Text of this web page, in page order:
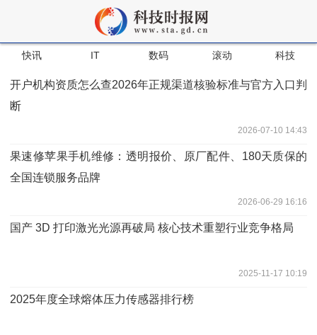
快讯 IT 数码 滚动 科技
开户机构资质怎么查2026年正规渠道核验标准与官方入口判
断
2026-07-10 14:43
果速修苹果手机维修：透明报价、原厂配件、180天质保的
全国连锁服务品牌
2026-06-29 16:16
国产 3D 打印激光光源再破局 核心技术重塑行业竞争格局
2025-11-17 10:19
2025年度全球熔体压力传感器排行榜